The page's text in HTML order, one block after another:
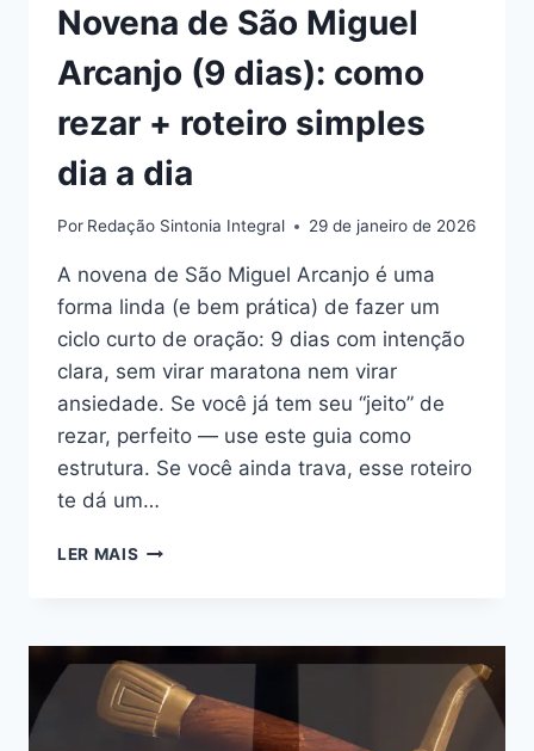
Novena de São Miguel
Arcanjo (9 dias): como
rezar + roteiro simples
dia a dia
Por Redação Sintonia Integral 29 de janeiro de 2026
A novena de São Miguel Arcanjo é uma
forma linda (e bem prática) de fazer um
ciclo curto de oração: 9 dias com intenção
clara, sem virar maratona nem virar
ansiedade. Se você já tem seu “jeito” de
rezar, perfeito — use este guia como
estrutura. Se você ainda trava, esse roteiro
te dá um…
LER MAIS NOVENA
ARCANJO
(9
DIAS):
COMO